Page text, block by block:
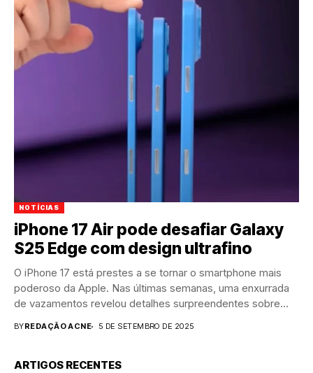
NOTÍCIAS
iPhone 17 Air pode desafiar Galaxy
S25 Edge com design ultrafino
O iPhone 17 está prestes a se tornar o smartphone mais
poderoso da Apple. Nas últimas semanas, uma enxurrada
de vazamentos revelou detalhes surpreendentes sobre...
BYREDAÇÃO ACNE 5 DE SETEMBRO DE 2025
ARTIGOS RECENTES